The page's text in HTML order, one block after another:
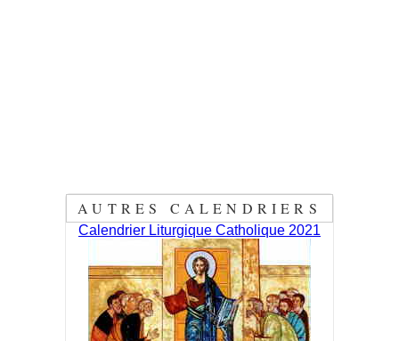
AUTRES CALENDRIERS
Calendrier Liturgique Catholique 2021